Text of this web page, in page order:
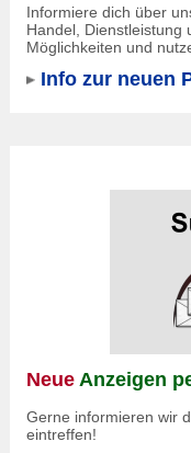
Informiere dich über
Handel, Dienstleistung
Möglichkeiten und
Info zur neuen
Neue Anzeigen
Gerne informieren wir
eintreffen!